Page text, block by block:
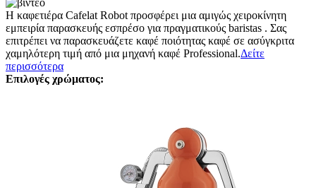
Η καφετιέρα Cafelat Robot προσφέρει μια αμιγώς χειροκίνητη
εμπειρία παρασκευής εσπρέσο για πραγματικούς baristas . Σας
επιτρέπει να παρασκευάζετε καφέ ποιότητας καφέ σε ασύγκριτα
χαμηλότερη τιμή από μια μηχανή καφέ Professional.Δείτε
περισσότερα
Επιλογές χρώματος: